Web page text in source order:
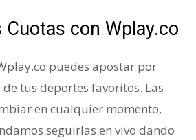
Cuotas con Wplay.co
puedes apostar por
tus deportes favoritos. Las
en cualquier momento,
seguirlas en vivo dando